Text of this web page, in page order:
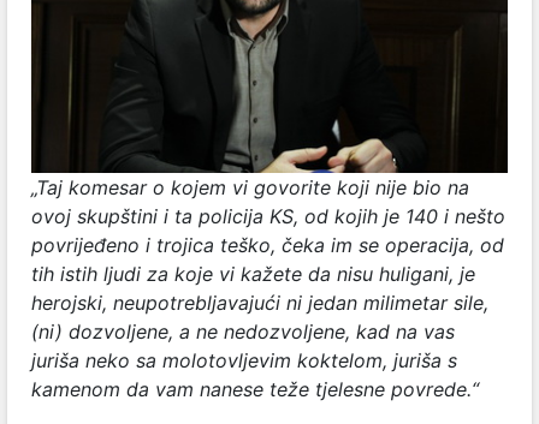
„Taj komesar o kojem vi govorite koji nije bio na
ovoj skupštini i ta policija KS, od kojih je 140 i nešto
povrijeđeno i trojica teško, čeka im se operacija, od
tih istih ljudi za koje vi kažete da nisu huligani, je
herojski, neupotrebljavajući ni jedan milimetar sile,
(ni) dozvoljene, a ne nedozvoljene, kad na vas
juriša neko sa molotovljevim koktelom, juriša s
kamenom da vam nanese teže tjelesne povrede.“